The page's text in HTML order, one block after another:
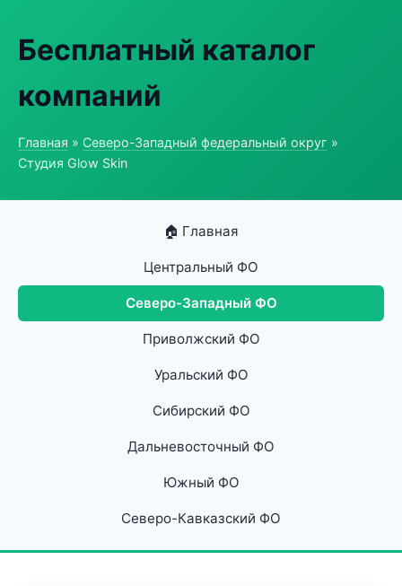
Бесплатный каталог
компаний
Главная » Северо-Западный федеральный округ »
Студия Glow Skin
🏠 Главная
Центральный ФО
Северо-Западный ФО
Приволжский ФО
Уральский ФО
Сибирский ФО
Дальневосточный ФО
Южный ФО
Северо-Кавказский ФО